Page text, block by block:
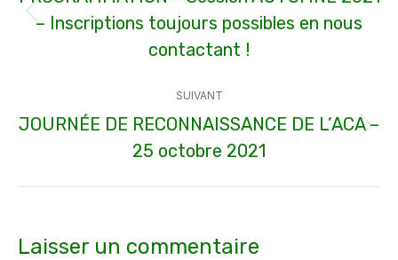
Article
précédent
– Inscriptions toujours possibles en nous
contactant !
SUIVANT
Article
suivant
:
JOURNÉE DE RECONNAISSANCE DE L’ACA –
25 octobre 2021
Laisser un commentaire